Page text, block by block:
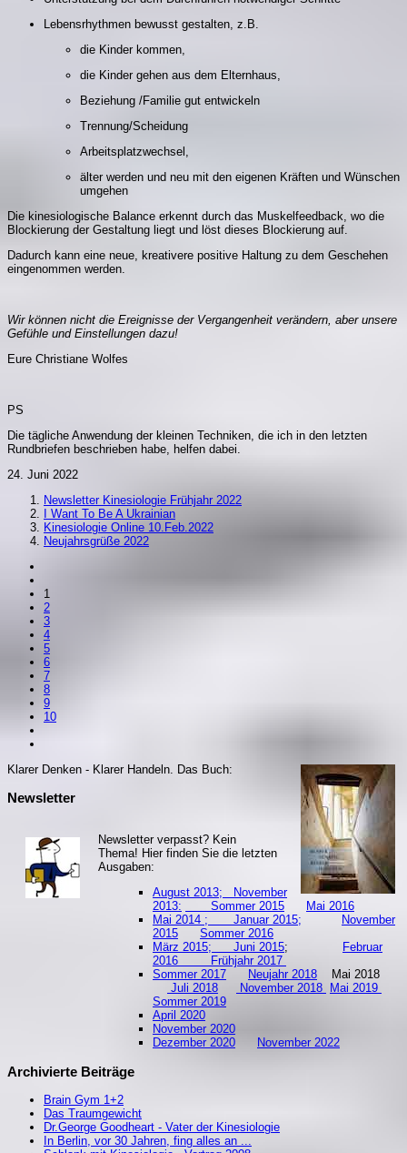
Lebensrhythmen bewusst gestalten, z.B.
die Kinder kommen,
die Kinder gehen aus dem Elternhaus,
Beziehung /Familie gut entwickeln
Trennung/Scheidung
Arbeitsplatzwechsel,
älter werden und neu mit den eigenen Kräften und Wünschen
umgehen
Die kinesiologische Balance erkennt durch das Muskelfeedback, wo die
Blockierung der Gestaltung liegt und löst dieses Blockierung auf.
Dadurch kann eine neue, kreativere positive Haltung zu dem Geschehen
eingenommen werden.
Wir können nicht die Ereignisse der Vergangenheit verändern, aber unsere
Gefühle und Einstellungen dazu!
Eure Christiane Wolfes
PS
Die tägliche Anwendung der kleinen Techniken, die ich in den letzten
Rundbriefen beschrieben habe, helfen dabei.
24. Juni 2022
Newsletter Kinesiologie Frühjahr 2022
I Want To Be A Ukrainian
Kinesiologie Online 10.Feb.2022
Neujahrsgrüße 2022
1
2
3
4
5
6
7
8
9
10
Klarer Denken - Klarer Handeln. Das Buch:
Newsletter
Newsletter verpasst? Kein
Thema! Hier finden Sie die letzten
Ausgaben:
August 2013;
November
2013:
Sommer 2015
Mai 2016
Mai 2014 ; Januar 2015;
November
2015
Sommer 2016
März 2015; Juni 2015;
Februar
2016
Frühjahr 2017
Sommer 2017
Neujahr 2018 Mai 2018
Juli 2018
November 2018
Mai 2019
Sommer 2019
April 2020
November 2020
Dezember 2020
November 2022
Archivierte Beiträge
Brain Gym 1+2
Das Traumgewicht
Dr.George Goodheart - Vater der Kinesiologie
In Berlin, vor 30 Jahren, fing alles an ...